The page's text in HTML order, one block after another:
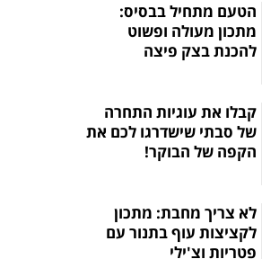
הטעם מתחיל בבסיס:
מתכון מעולה ופשוט
להכנת בצק פיצה
קבלו את עוגיות התחרה
של סבתי שישדרגו לכם את
הקפה של הבוקר!
לא צריך מחבת: מתכון
לקציצות עוף בתנור עם
פטריות וצ'ילי